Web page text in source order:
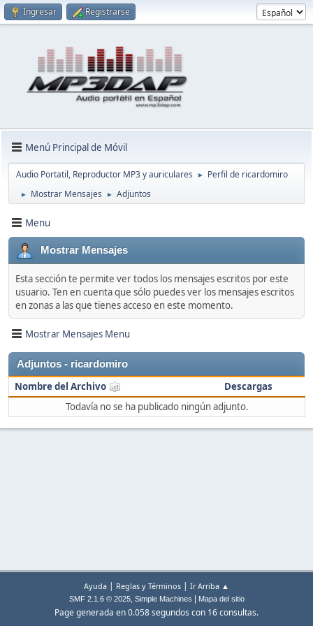
Ingresar Registrarse
Menú Principal de Móvil
Audio Portatil, Reproductor MP3 y auriculares ► Perfil de ricardomiro
► Mostrar Mensajes ► Adjuntos
Menu
Mostrar Mensajes
Esta sección te permite ver todos los mensajes escritos por este
usuario. Ten en cuenta que sólo puedes ver los mensajes escritos
en zonas a las que tienes acceso en este momento.
Mostrar Mensajes Menu
Adjuntos - ricardomiro
Nombre del Archivo
Descargas
Todavía no se ha publicado ningún adjunto.
Ayuda | Reglas y Términos | Ir Arriba ▲
SMF 2.1.6 © 2025, Simple Machines Mapa del sitio
Page generada en 0.058 segundos con 16 consultas.